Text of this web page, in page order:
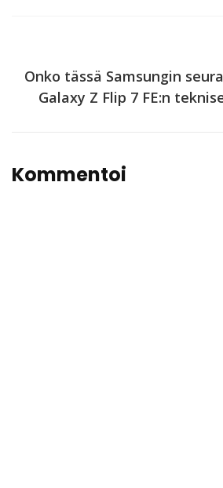
Onko tässä Samsungin
Galaxy Z Flip 7 FE:n
Kommentoi